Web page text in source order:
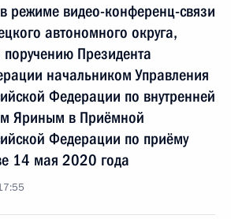
режиме видео-конференц-связи
автономного округа,
Президента
начальником Управления
Федерации по внутренней
Яриным в Приёмной
Федерации по приёму
14 мая 2020 года